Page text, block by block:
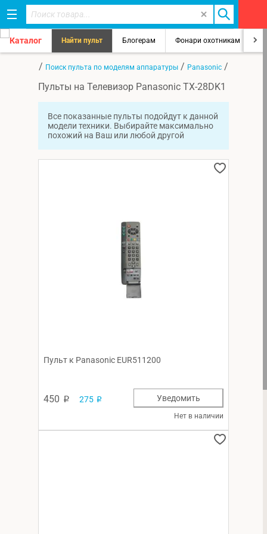
Каталог Найти пульт Блогерам Фонари охотникам
/ Поиск пульта по моделям аппаратуры / Panasonic /
Пульты на Телевизор Panasonic TX-28DK1
Все показанные пульты подойдут к данной
модели техники. Выбирайте максимально
похожий на Ваш или любой другой
Пульт к Panasonic EUR511200
450 p 275 p
Нет в наличии
Уведомить